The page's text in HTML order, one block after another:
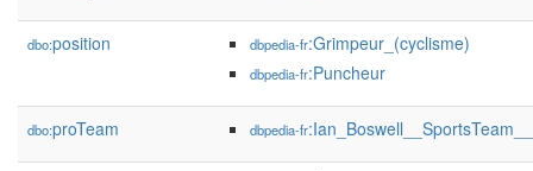
dbo:position dbpedia-fr:Grimpeur_(cyclisme)
dbpedia-fr:Puncheur
dbo:proTeam dbpedia-fr